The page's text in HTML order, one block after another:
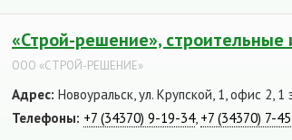
«Строй-решение»,
ООО «СТРОЙ-РЕШЕНИЕ»
Адрес: Новоуральск, ул. Крупской, 1, офис 2, 1
Телефоны: +7 (34370) 9-19-34, +7 (34370) 7-